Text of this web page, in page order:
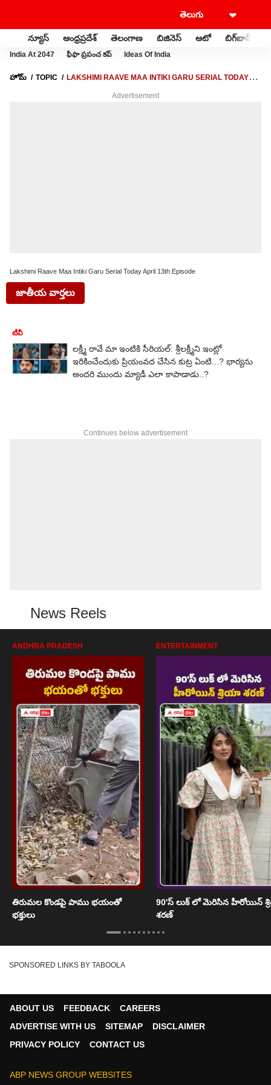
న్యూస్ ఆంధ్రప్రదేశ్ తెలంగాణ బిజినెస్ ఆటో బిగ్‌బాస్
India At 2047 ఫీఫా ప్రపంచ కప్ Ideas Of India
హోమ్ TOPIC
LAKSHIMI RAAVE MAA INTIKI GARU SERIAL TODAY
Advertisement
Lakshimi Raave Maa Intiki Garu Serial Today April 13th Episode
జాతీయ వార్తలు
టీవీ
లక్ష్మీ రావే మా ఇంటికి సీరియల్‌: శ్రీలక్ష్మీని ఇంట్లో
ఇరికించేందుకు ప్రియంవద చేసిన కుట్ర ఏంటి...? భార్యను
అందరి ముందు మ్యాడీ ఎలా కాపాడాడు..?
Continues below advertisement
News Reels
ANDHRA PRADESH
తిరుమల కొండపై పాము భయంతో
భక్తులు
ENTERTAINMENT
90'స్ లుక్ లో మెరిసిన హీరోయిన్
శరణ్
SPONSORED LINKS BY TABOOLA
ABOUT US FEEDBACK
CAREERS
ADVERTISE WITH US
SITEMAP
DISCLAIMER
PRIVACY POLICY
CONTACT US
ABP NEWS GROUP WEBSITES